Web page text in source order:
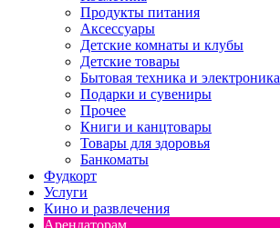
Продукты питания
Аксессуары
Детские комнаты и клубы
Детские товары
Бытовая техника и электроника
Подарки и сувениры
Прочее
Книги и канцтовары
Товары для здоровья
Банкоматы
Фудкорт
Услуги
Кино и развлечения
Арендаторам